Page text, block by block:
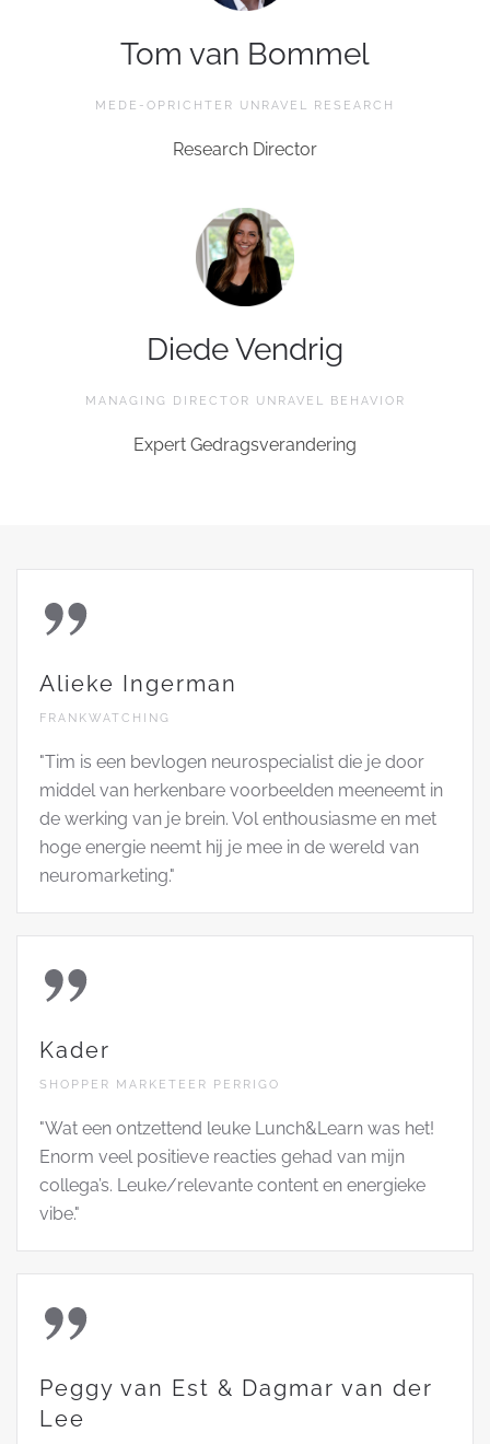
Tom van Bommel
MEDE-OPRICHTER UNRAVEL RESEARCH
Research Director
Diede Vendrig
MANAGING DIRECTOR UNRAVEL BEHAVIOR
Expert Gedragsverandering
Alieke Ingerman
FRANKWATCHING
"Tim is een bevlogen neurospecialist die je door
middel van herkenbare voorbeelden meeneemt in
de werking van je brein. Vol enthousiasme en met
hoge energie neemt hij je mee in de wereld van
neuromarketing."
Kader
SHOPPER MARKETEER PERRIGO
"Wat een ontzettend leuke Lunch&Learn was het!
Enorm veel positieve reacties gehad van mijn
collega’s. Leuke/relevante content en energieke
vibe."
Peggy van Est & Dagmar van der
Lee